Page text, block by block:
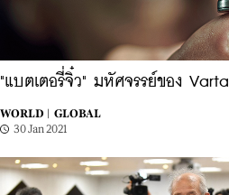
"แบตเตอรี่จิ๋ว" มหัศจรรย์ของ Varta
WORLD |
GLOBAL
30 Jan 2021